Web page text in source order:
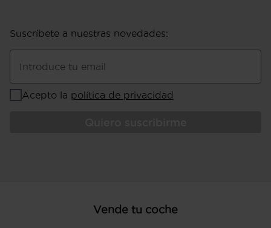
Suscríbete a nuestras novedades:
Introduce tu email
Acepto la política de privacidad
Vende tu coche